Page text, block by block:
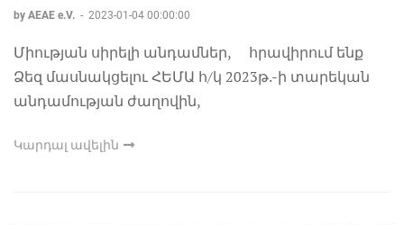
by AEAE e.V. - 2023-01-04 00:00:00
Միության սիրելի անդամներ, հրավիրում ենք
Ձեզ մասնակցելու ՀԵՄԱ հ/կ 2023թ.-ի տարեկան
անդամության ժաղովին,
Կարդալ ավելին